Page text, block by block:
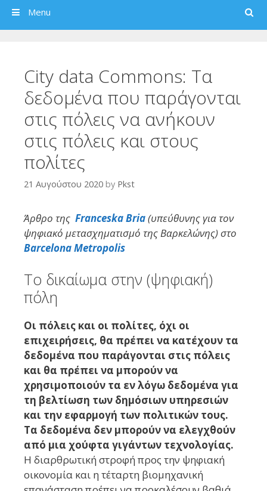
Search
Menu
City data Commons: Tα
δεδομένα που παράγονται
στις πόλεις να ανήκουν
στις πόλεις και στους
πολίτες
21 Αυγούστου 2020 by Pkst
Άρθρο της Franceska Bria(υπεύθυνης για τον
ψηφιακό μετασχηματισμό της Βαρκελώνης) στο
Barcelona Metropolis
Το δικαίωμα στην (ψηφιακή)
πόλη
Οι πόλεις και οι πολίτες, όχι οι
επιχειρήσεις, θα πρέπει να κατέχουν τα
δεδομένα που παράγονται στις πόλεις
και θα πρέπει να μπορούν να
χρησιμοποιούν τα εν λόγω δεδομένα για
τη βελτίωση των δημόσιων υπηρεσιών
και την εφαρμογή των πολιτικών τους.
Τα δεδομένα δεν μπορούν να ελεγχθούν
από μια χούφτα γιγάντων τεχνολογίας.
Η διαρθρωτική στροφή προς την ψηφιακή
οικονομία και η τέταρτη βιομηχανική